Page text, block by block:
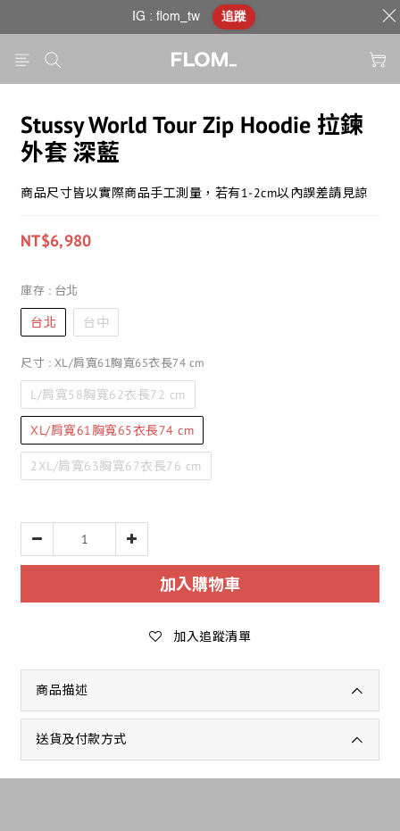
Stussy World Tour Zip Hoodie 拉鍊
外套 深藍
商品尺寸皆以實際商品手工測量，若有1-2cm以內誤差請見諒
NT$6,980
庫存 : 台北
台北 台中
尺寸 : XL/肩寬61胸寬65衣長74 cm
L/肩寬58胸寬62衣長72 cm
XL/肩寬61胸寬65衣長74 cm
2XL/肩寬63胸寬67衣長76 cm
加入購物車
加入追蹤清單
商品描述
送貨及付款方式
IG : flom_tw 追蹤